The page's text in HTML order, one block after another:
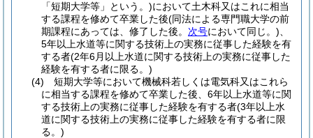
「短期大学等」という。)において土木科又はこれに相当
する課程を修めて卒業した後(同法による専門職大学の前
期課程にあっては、修了した後。 次号において同じ。)
5年以上水道等に関する技術上の実務に従事した経験を有
する者(2年6月以上水道に関する技術上の実務に従事した
経験を有する者に限る。)
(4)
短期大学等において機械科若しくは電気科又はこれら
に相当する課程を修めて卒業した後、6年以上水道等に関
する技術上の実務に従事した経験を有する者(3年以上水
道に関する技術上の実務に従事した経験を有する者に限
る。)